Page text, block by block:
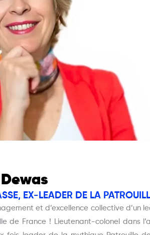
EX-LEADER DE LA
et d’excellence collective d’un
de France ! Lieutenant-colonel dans